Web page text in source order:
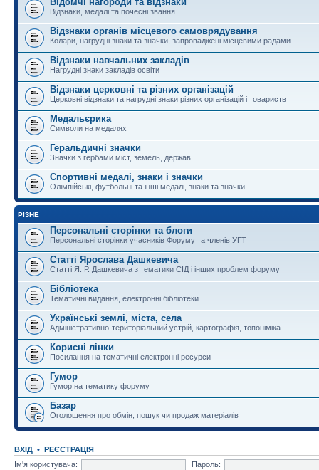
Відзнаки, медалі та почесні звання
Відзнаки органів місцевого самоврядування
Колари, нагрудні знаки та значки, запроваджені місцевими радами
Відзнаки навчальних закладів
Нагрудні знаки закладів освіти
Відзнаки церковні та різних організацій
Церковні відзнаки та нагрудні знаки різних організацій і товариств
Медальєрика
Символи на медалях
Геральдичні значки
Значки з гербами міст, земель, держав
Спортивні медалі, знаки і значки
Олімпійські, футбольні та інші медалі, знаки та значки
РІЗНЕ
Персональні сторінки та блоги
Персональні сторінки учасників Форуму та членів УГТ
Статті Ярослава Дашкевича
Статті Я. Р. Дашкевича з тематики СІД і інших проблем форуму
Бібліотека
Тематичні видання, електронні бібліотеки
Українські землі, міста, села
Адміністративно-територіальний устрій, картографія, топоніміка
Корисні лінки
Посилання на тематичні електронні ресурси
Гумор
Гумор на тематику форуму
Базар
Оголошення про обмін, пошук чи продаж матеріалів
ВХІД • РЕЄСТРАЦІЯ
Ім'я користувача:
Пароль: